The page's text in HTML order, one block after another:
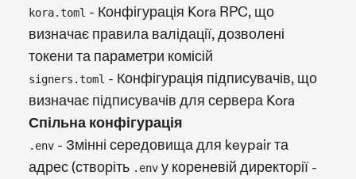
kora.toml - Конфігурація Kora RPC, що
визначає правила валідації, дозволені
токени та параметри комісій
signers.toml - Конфігурація підписувачів, що
визначає підписувачів для сервера Kora
Спільна конфігурація
.env - Змінні середовища для keypair та
адрес (створіть .env у кореневій директорії -